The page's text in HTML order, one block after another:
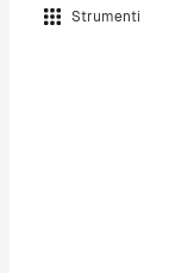
Strumenti